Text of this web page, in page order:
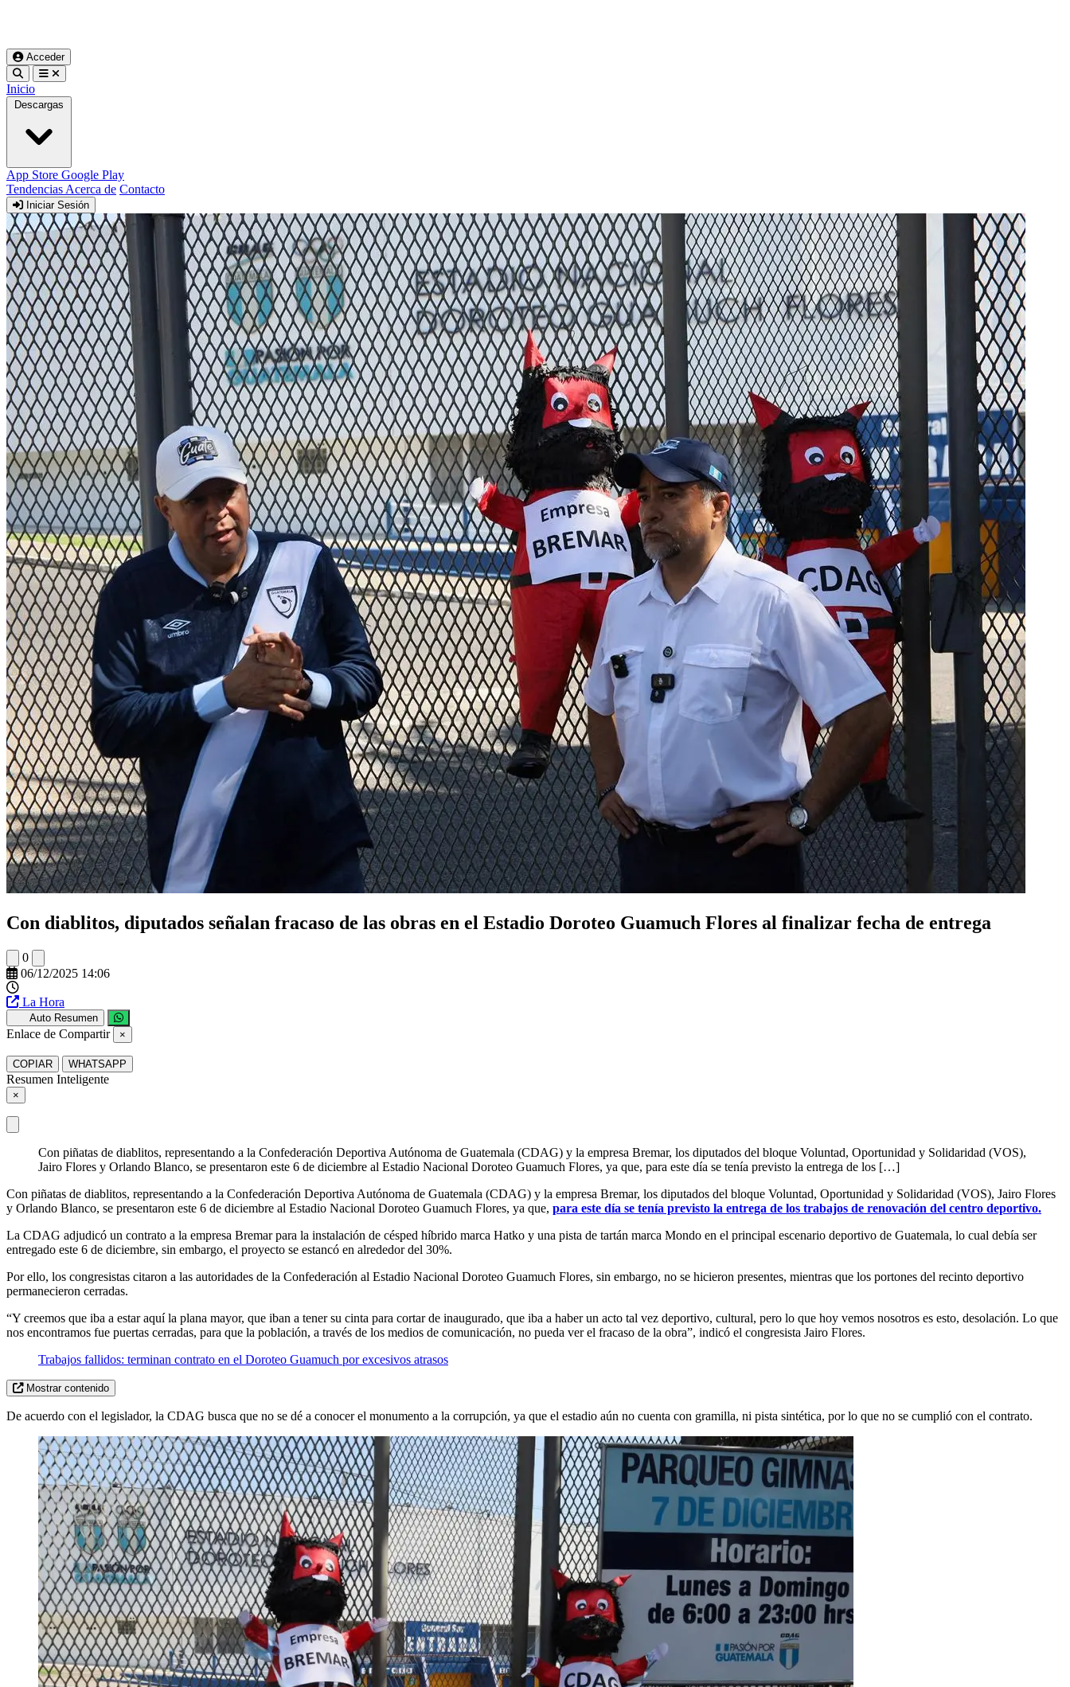
Acceder
Inicio
Descargas
App Store Google Play
Tendencias Acerca de Contacto
Iniciar Sesión
Con diablitos, diputados señalan fracaso de las obras en el Estadio Doroteo Guamuch Flores al finalizar fecha de entrega
0
06/12/2025 14:06
La Hora
Auto Resumen
Enlace de Compartir ×
COPIAR WHATSAPP
Resumen Inteligente
×
Con piñatas de diablitos, representando a la Confederación Deportiva Autónoma de Guatemala (CDAG) y la empresa Bremar, los diputados del bloque Voluntad, Oportunidad y Solidaridad (VOS),
Jairo Flores y Orlando Blanco, se presentaron este 6 de diciembre al Estadio Nacional Doroteo Guamuch Flores, ya que, para este día se tenía previsto la entrega de los […]
Con piñatas de diablitos, representando a la Confederación Deportiva Autónoma de Guatemala (CDAG) y la empresa Bremar, los diputados del bloque Voluntad, Oportunidad y Solidaridad (VOS), Jairo Flores
y Orlando Blanco, se presentaron este 6 de diciembre al Estadio Nacional Doroteo Guamuch Flores, ya que, para este día se tenía previsto la entrega de los trabajos de renovación del centro deportivo.
La CDAG adjudicó un contrato a la empresa Bremar para la instalación de césped híbrido marca Hatko y una pista de tartán marca Mondo en el principal escenario deportivo de Guatemala, lo cual debía ser
entregado este 6 de diciembre, sin embargo, el proyecto se estancó en alrededor del 30%.
Por ello, los congresistas citaron a las autoridades de la Confederación al Estadio Nacional Doroteo Guamuch Flores, sin embargo, no se hicieron presentes, mientras que los portones del recinto deportivo
permanecieron cerradas.
“Y creemos que iba a estar aquí la plana mayor, que iban a tener su cinta para cortar de inaugurado, que iba a haber un acto tal vez deportivo, cultural, pero lo que hoy vemos nosotros es esto, desolación. Lo que
nos encontramos fue puertas cerradas, para que la población, a través de los medios de comunicación, no pueda ver el fracaso de la obra”, indicó el congresista Jairo Flores.
Trabajos fallidos: terminan contrato en el Doroteo Guamuch por excesivos atrasos
Mostrar contenido
De acuerdo con el legislador, la CDAG busca que no se dé a conocer el monumento a la corrupción, ya que el estadio aún no cuenta con gramilla, ni pista sintética, por lo que no se cumplió con el contrato.